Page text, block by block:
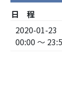
日 程
2020-01-23
00:00 ～